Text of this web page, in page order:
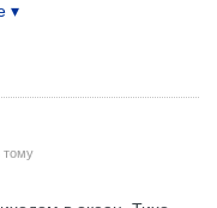
▾
тому